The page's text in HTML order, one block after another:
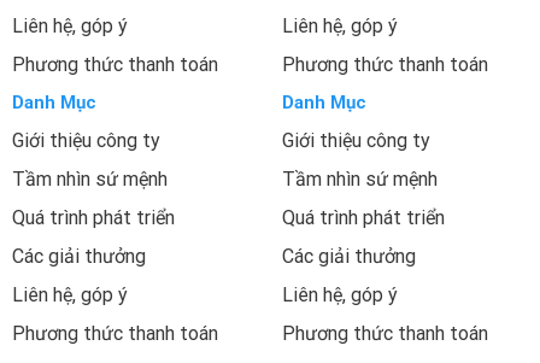
Liên hệ, góp ý
Phương thức thanh toán
Liên hệ, góp ý
Phương thức thanh toán
Danh Mục
Giới thiệu công ty
Tầm nhìn sứ mệnh
Quá trình phát triển
Các giải thưởng
Liên hệ, góp ý
Phương thức thanh toán
Danh Mục
Giới thiệu công ty
Tầm nhìn sứ mệnh
Quá trình phát triển
Các giải thưởng
Liên hệ, góp ý
Phương thức thanh toán